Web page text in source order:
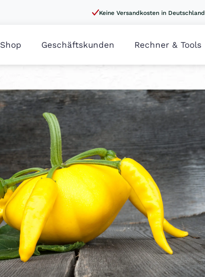
Keine Versandkosten in Deutschland
Shop Geschäftskunden Rechner & Tools